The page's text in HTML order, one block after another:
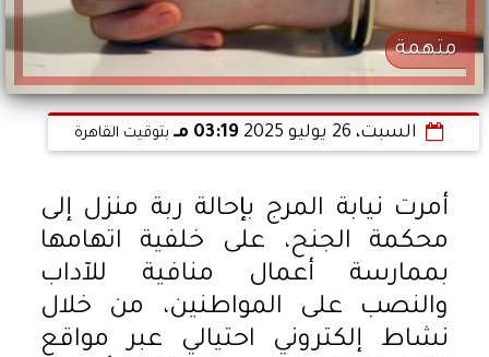
متهمة
السبت، 26 يوليو 2025 03:19 مـ بتوقيت القاهرة
أمرت نيابة المرج بإحالة ربة منزل إلى
محكمة الجنح، على خلفية اتهامها
بممارسة أعمال منافية للآداب
والنصب على المواطنين، من خلال
نشاط إلكتروني احتيالي عبر مواقع